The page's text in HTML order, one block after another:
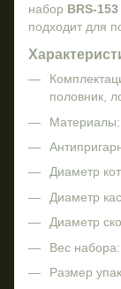
набор BRS-153
подходит для
половник,
Материалы:
Диаметр
Диаметр
Диаметр
Вес
Размер